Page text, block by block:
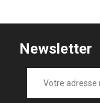
Newsletter